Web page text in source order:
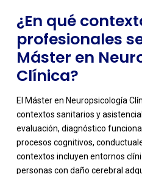
¿En qué
profesionales
Máster en
Clínica?
El Máster en Neuropsicología
contextos sanitarios y
evaluación, diagnóstico
procesos cognitivos,
contextos incluyen entornos
personas con daño cerebral